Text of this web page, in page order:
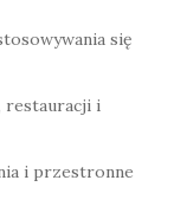
się
restauracji i
i przestronne